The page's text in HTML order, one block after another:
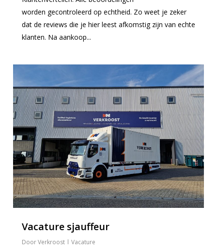
worden gecontroleerd op echtheid. Zo weet je zeker
dat de reviews die je hier leest afkomstig zijn van echte
klanten. Na aankoop...
Vacature sjauffeur
Verkroost Vacature